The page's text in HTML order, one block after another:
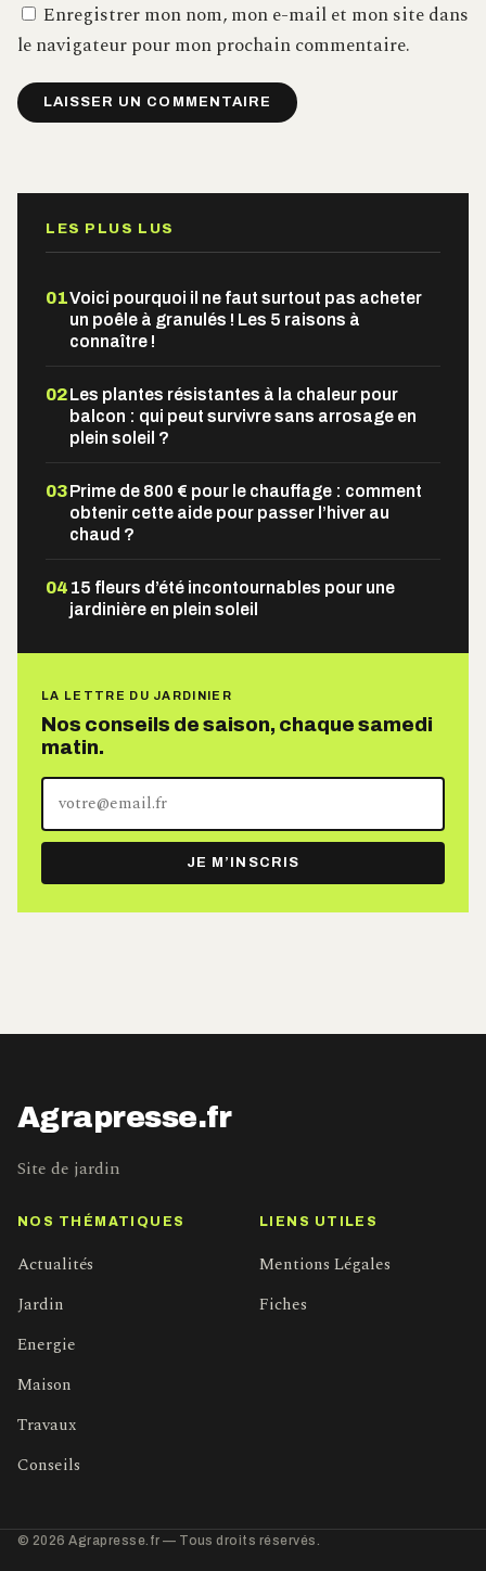
Enregistrer mon nom, mon e-mail et mon site dans
le navigateur pour mon prochain commentaire.
LES PLUS LUS
01Voici pourquoi il ne faut surtout pas acheter
un poêle à granulés ! Les 5 raisons à
connaître !
02Les plantes résistantes à la chaleur pour
balcon : qui peut survivre sans arrosage en
plein soleil ?
03Prime de 800 € pour le chauffage : comment
obtenir cette aide pour passer l’hiver au
chaud ?
04 15 fleurs d’été incontournables pour une
jardinière en plein soleil
LA LETTRE DU JARDINIER
Nos conseils de saison, chaque samedi
matin.
Votre
adresse
e-
mail
JE M’INSCRIS
Agrapresse.fr
Site de jardin
NOS THÉMATIQUES
Actualités
Jardin
Energie
Maison
Travaux
Conseils
LIENS UTILES
Mentions Légales
Fiches
© 2026 Agrapresse.fr — Tous droits réservés.